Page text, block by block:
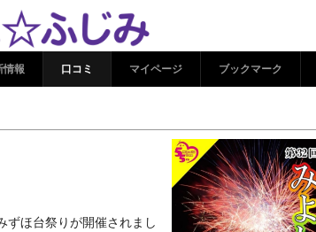
シル☆ふじみ
情報 口コミ マイページ ブックマーク
ずほ台祭りが開催されまし